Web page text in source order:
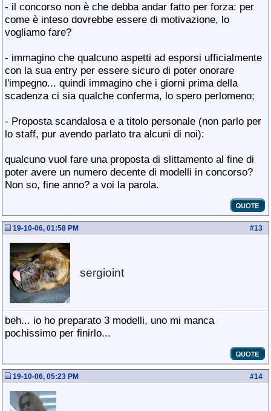
- il concorso non è che debba andar fatto per forza: per
come è inteso dovrebbe essere di motivazione, lo
vogliamo fare?
- immagino che qualcuno aspetti ad esporsi ufficialmente
con la sua entry per essere sicuro di poter onorare
l'impegno... quindi immagino che i giorni prima della
scadenza ci sia qualche conferma, lo spero perlomeno;
- Proposta scandalosa e a titolo personale (non parlo per
lo staff, pur avendo parlato tra alcuni di noi):
qualcuno vuol fare una proposta di slittamento al fine di
poter avere un numero decente di modelli in concorso?
Non so, fine anno? a voi la parola.
#13
19-10-06, 01:58 PM
sergioint
beh... io ho preparato 3 modelli, uno mi manca
pochissimo per finirlo...
#14
19-10-06, 05:23 PM